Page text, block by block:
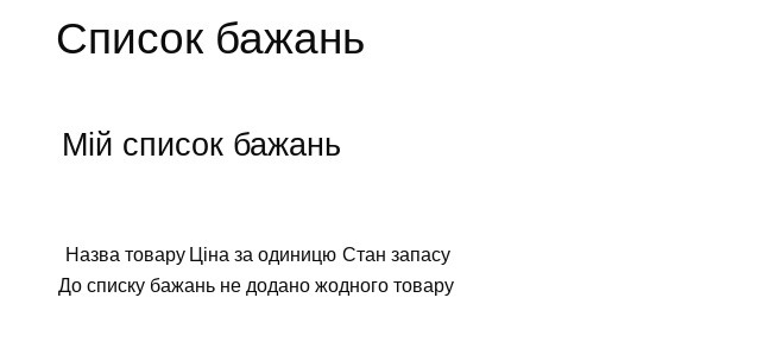
Список бажань
Мій список бажань
Назва товару Ціна за одиницю Стан запасу
До списку бажань не додано жодного товару